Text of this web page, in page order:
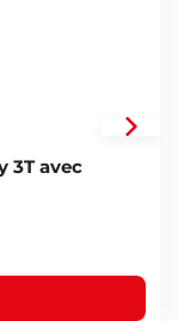
3T avec